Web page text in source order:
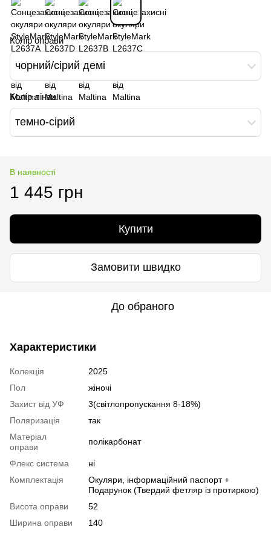
Колір оправи
чорний/сірий демі
Колір лінзи
темно-сірий
В наявності
1 445 грн
Купити
Замовити швидко
До обраного
Характеристики
Колекція
2025
Пол
жіночі
Захист від УФ
3(світлопропускання 8-18%)
Поляризація
так
Матеріал
оправи
полікарбонат
Флекс система
ні
Комплектація
Окуляри, інформаційний паспорт +
Подарунок (Твердий фетляр із протиркою)
Висота оправи
52
Ширина оправи
140